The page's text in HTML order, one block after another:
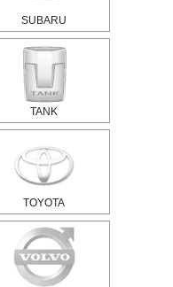
SUBARU
TANK
TOYOTA